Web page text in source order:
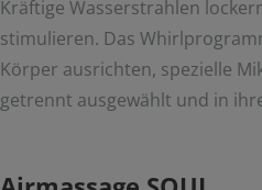
Kräftige Wasserstrahlen
stimulieren. Das
Körper ausrichten, spezielle
getrennt ausgewählt und in